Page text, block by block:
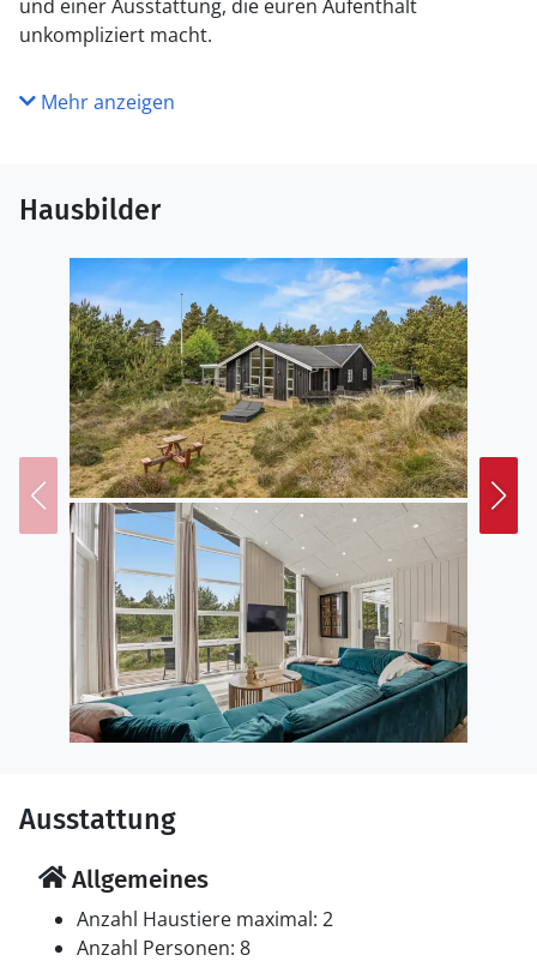
und einer Ausstattung, die euren Aufenthalt
unkompliziert macht.
Mehr anzeigen
Hausbilder
Ausstattung
Allgemeines
Anzahl Haustiere maximal: 2
Anzahl Personen: 8